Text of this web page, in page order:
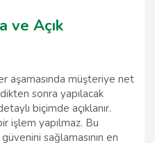
ve Açık
aşamasında müşteriye net
sonra yapılacak
biçimde açıklanır.
işlem yapılmaz. Bu
sağlamasının en